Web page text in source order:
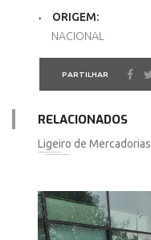
ORIGEM:
NACIONAL
PARTILHAR
RELACIONADOS
Ligeiro de Mercadorias